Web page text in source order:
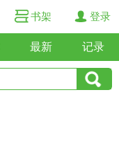
书架 登录
最新 记录